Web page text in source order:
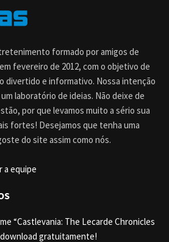
formado por amigos de
fevereiro de 2012, com o objetivo de
divertido e informativo. Nossa intenção
laboratório de ideias. Não deixe de
por que levamos muito a sério sua
fortes! Desejamos que tenha uma
do site assim como nós.
a equipe
“Castlevania: The Lecarde Chronicles
gratuitamente!